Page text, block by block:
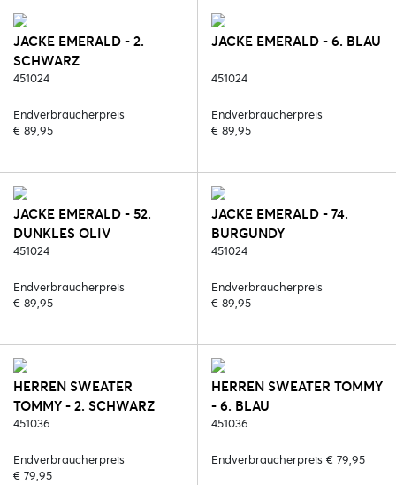
JACKE EMERALD - 2.
SCHWARZ
451024
Endverbraucherpreis
€ 89,95
JACKE EMERALD - 6. BLAU
451024
Endverbraucherpreis
€ 89,95
JACKE EMERALD - 52.
DUNKLES OLIV
451024
Endverbraucherpreis
€ 89,95
JACKE EMERALD - 74.
BURGUNDY
451024
Endverbraucherpreis
€ 89,95
HERREN SWEATER
TOMMY - 2. SCHWARZ
451036
Endverbraucherpreis
€ 79,95
HERREN SWEATER TOMMY
- 6. BLAU
451036
Endverbraucherpreis € 79,95